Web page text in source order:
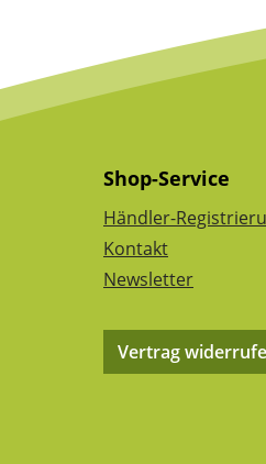
Shop-Service
Händler-
Kontakt
Newsletter
Vertrag